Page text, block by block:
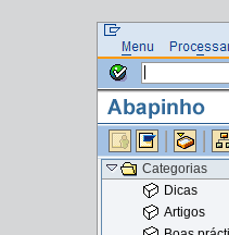
Categorias
Dicas
Artigos